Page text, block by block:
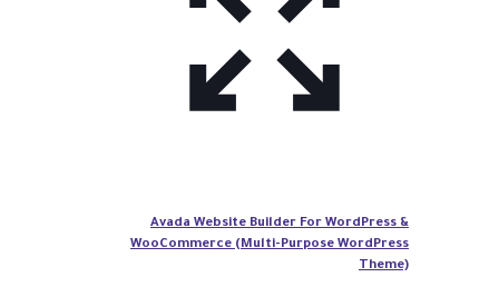
Avada Website Builder For WordPress &
WooCommerce (Multi-Purpose WordPress
Theme)